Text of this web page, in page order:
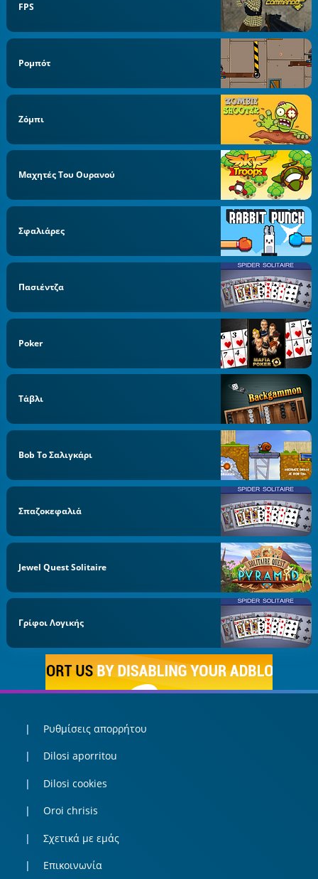
FPS
Ρομπότ
Ζόμπι
Μαχητές Του Ουρανού
Σφαλιάρες
Πασιέντζα
Poker
Τάβλι
Bob Το Σαλιγκάρι
Σπαζοκεφαλιά
Jewel Quest Solitaire
Γρίφοι Λογικής
Ρυθμίσεις απορρήτου
Dilosi aporritou
Dilosi cookies
Oroi chrisis
Σχετικά με εμάς
Επικοινωνία